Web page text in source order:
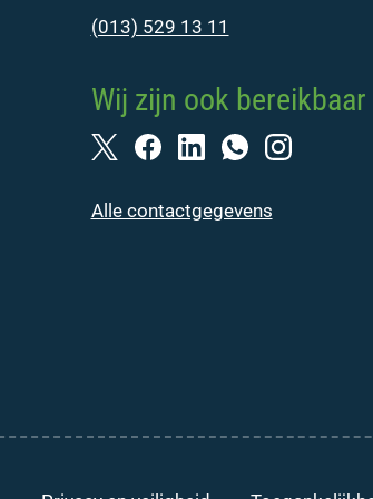
(013) 529 13 11
Wij zijn ook bereikbaar
Alle contactgegevens